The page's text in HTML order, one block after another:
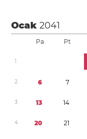
Ocak2041
Pa Pt
1
2 6 7
3 13 14
4 20 21